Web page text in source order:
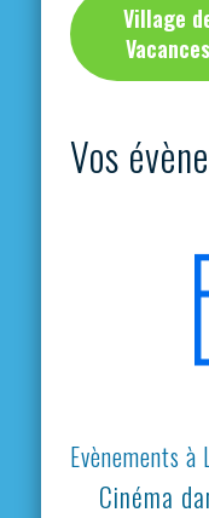
Village
Vacances
Vos
Evènements à
Cinéma